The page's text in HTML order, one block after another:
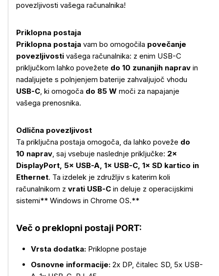
povezljivosti vašega računalnika!
Priklopna postaja
Priklopna postaja vam bo omogočila povečanje
povezljivosti vašega računalnika: z enim USB-C
priključkom lahko povežete do 10 zunanjih naprav in
nadaljujete s polnjenjem baterije zahvaljujoč vhodu
USB-C, ki omogoča do 85 W moči za napajanje
vašega prenosnika.
Odlična povezljivost
Ta priključna postaja omogoča, da lahko poveže do
10 naprav, saj vsebuje naslednje priključke: 2×
DisplayPort, 5× USB-A, 1× USB-C, 1× SD kartico in
Ethernet. Ta izdelek je združljiv s katerim koli
računalnikom z vrati USB-C in deluje z operacijskimi
sistemi** Windows in Chrome OS.**
Več o preklopni postaji PORT:
Vrsta dodatka: Priklopne postaje
Osnovne informacije: 2x DP, čitalec SD, 5x USB-